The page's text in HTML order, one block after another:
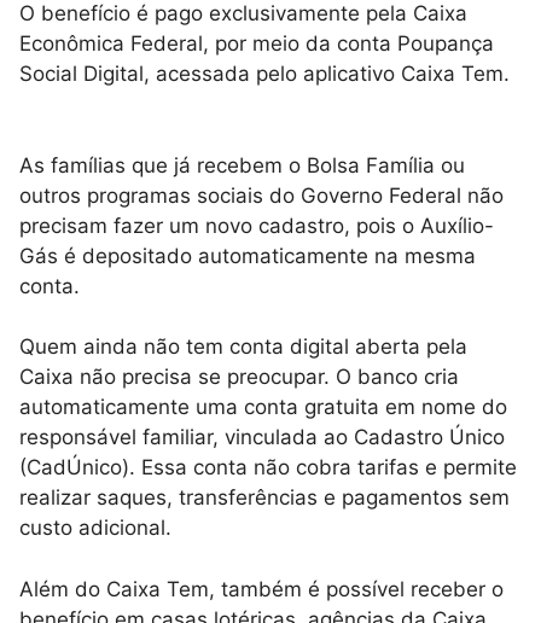
O benefício é pago exclusivamente pela Caixa
Econômica Federal, por meio da conta Poupança
Social Digital, acessada pelo aplicativo Caixa Tem.
As famílias que já recebem o Bolsa Família ou
outros programas sociais do Governo Federal não
precisam fazer um novo cadastro, pois o Auxílio-
Gás é depositado automaticamente na mesma
conta.
Quem ainda não tem conta digital aberta pela
Caixa não precisa se preocupar. O banco cria
automaticamente uma conta gratuita em nome do
responsável familiar, vinculada ao Cadastro Único
(CadÚnico). Essa conta não cobra tarifas e permite
realizar saques, transferências e pagamentos sem
custo adicional.
Além do Caixa Tem, também é possível receber o